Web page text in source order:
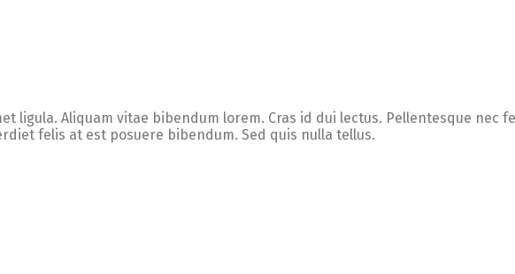
ligula. Aliquam vitae bibendum lorem. Cras id dui lectus. Pellentesque nec
felis at est posuere bibendum. Sed quis nulla tellus.